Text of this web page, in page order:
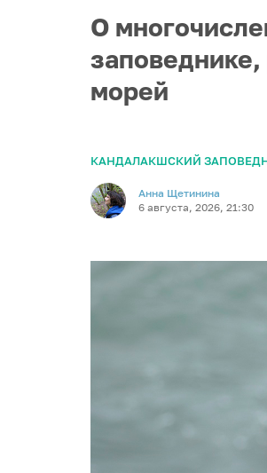
О
морей
КАНДАЛАКШСКИЙ
Анна Щетинина
6 августа, 2026, 21:30